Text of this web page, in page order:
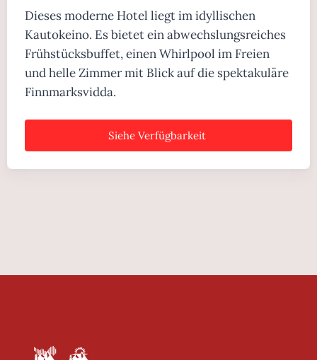
Dieses moderne Hotel liegt im idyllischen
Kautokeino. Es bietet ein abwechslungsreiches
Frühstücksbuffet, einen Whirlpool im Freien
und helle Zimmer mit Blick auf die spektakuläre
Finnmarksvidda.
Siehe Verfügbarkeit